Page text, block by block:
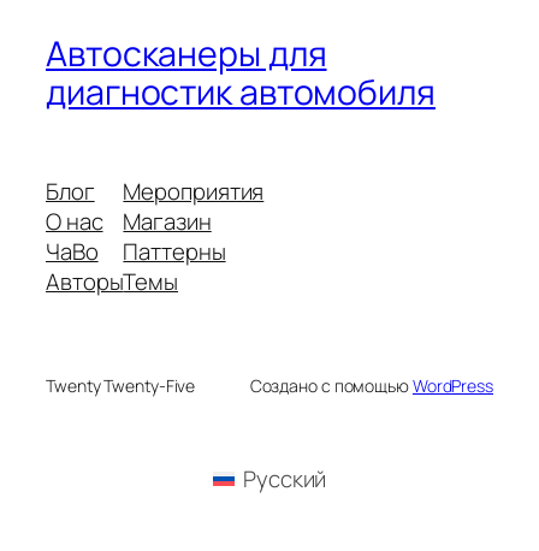
Автосканеры для
диагностик автомобиля
Блог
О нас
ЧаВо
Авторы
Мероприятия
Магазин
Паттерны
Темы
Twenty Twenty-Five Создано с помощьюWordPress
Русский